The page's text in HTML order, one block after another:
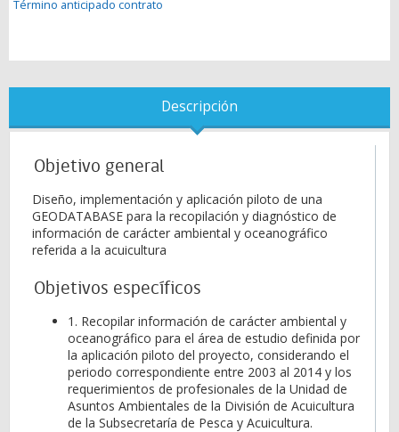
Término anticipado contrato
Descripción
Objetivo general
Diseño, implementación y aplicación piloto de una
GEODATABASE para la recopilación y diagnóstico de
información de carácter ambiental y oceanográfico
referida a la acuicultura
Objetivos específicos
1. Recopilar información de carácter ambiental y
oceanográfico para el área de estudio definida por
la aplicación piloto del proyecto, considerando el
periodo correspondiente entre 2003 al 2014 y los
requerimientos de profesionales de la Unidad de
Asuntos Ambientales de la División de Acuicultura
de la Subsecretaría de Pesca y Acuicultura.